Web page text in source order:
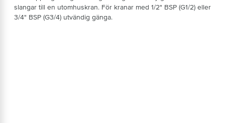
slangar till en utomhuskran. För kranar med 1/2" BSP (G1/2) eller
3/4" BSP (G3/4) utvändig gänga.